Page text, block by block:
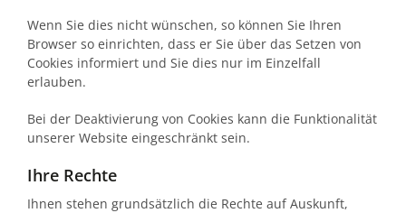
Wenn Sie dies nicht wünschen, so können Sie Ihren
Browser so einrichten, dass er Sie über das Setzen von
Cookies informiert und Sie dies nur im Einzelfall
erlauben.
Bei der Deaktivierung von Cookies kann die Funktionalität
unserer Website eingeschränkt sein.
Ihre Rechte
Ihnen stehen grundsätzlich die Rechte auf Auskunft,